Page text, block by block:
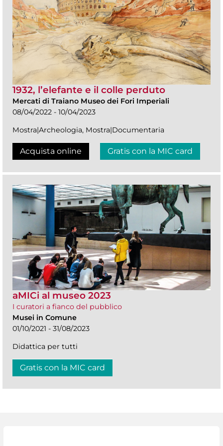
1932, l’elefante e il colle perduto
Mercati di Traiano Museo dei Fori Imperiali
08/04/2022 - 10/04/2023
Mostra|Archeologia, Mostra|Documentaria
Acquista online Gratis con la MIC card
aMICi al museo 2023
I curatori a fianco del pubblico
Musei in Comune
01/10/2021 - 31/08/2023
Didattica per tutti
Gratis con la MIC card